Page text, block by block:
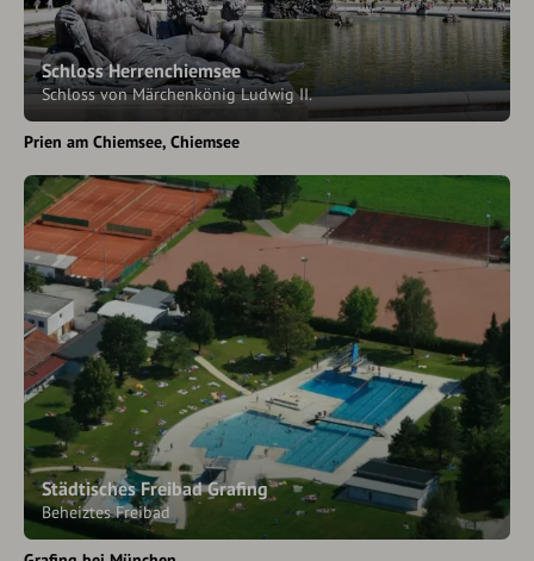
Schloss Herrenchiemsee
Schloss von Märchenkönig Ludwig II.
Prien am Chiemsee Chiemsee
Städtisches Freibad Grafing
Beheiztes Freibad